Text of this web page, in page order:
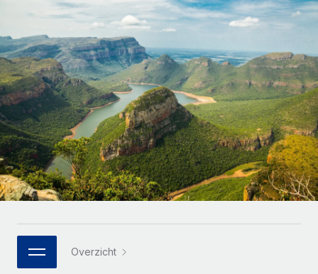
Zzp'ers internationaal onboarden en beheren
PEO
Ingewikkelde HR-taken eenvoudig uitbesteden
INFRASTRUCTUUR
Remote Embedded
HR naadloos in workflows integreren
Platform
Ingebouwde essentiële HR-functies voor je team
Integraties
GROEIFASE
Start-ups
Flexibele global HR en payroll solutions voor groeiende
bedrijven
Mid-market
Teams uitbreiden met HR solutions op maat
Enterprise
Global HR voor grote bedrijven
WERK MET ONS SAMEN
Strategische technologiepartners
Betalingscalculator voor zzp'ers
Ontdek valuta-opties en betaalsnelheden voor
internationale zzp'ers
LEREN MET REMOTE
Onderzoek en gidsen
Casestudy's
HR-woordenlijst
Checklists en templates
Webinars
Français
Deutsch
Español
Italiano
Português (Portugal)
日本語
한국어
Inloggen
Overzicht